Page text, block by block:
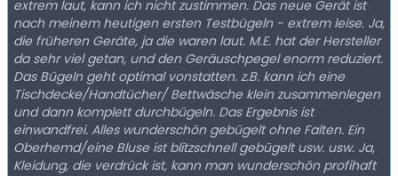
extrem laut, kann ich nicht zustimmen. Das neue Gerät ist
nach meinem heutigen ersten Testbügeln - extrem leise. Ja,
die früheren Geräte, ja die waren laut. M.E. hat der Hersteller
da sehr viel getan, und den Geräuschpegel enorm reduziert.
Das Bügeln geht optimal vonstatten. z.B. kann ich eine
Tischdecke/Handtücher/ Bettwäsche klein zusammenlegen
und dann komplett durchbügeln. Das Ergebnis ist
einwandfrei. Alles wunderschön gebügelt ohne Falten. Ein
Oberhemd/eine Bluse ist blitzschnell gebügelt usw. usw. Ja,
Kleidung, die verdrück ist, kann man wunderschön profihaft